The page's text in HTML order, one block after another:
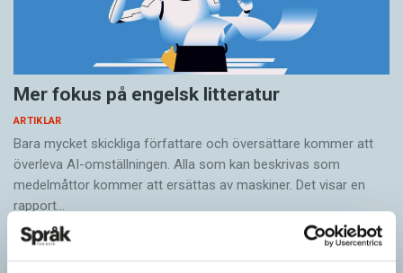
Mer fokus på engelsk litteratur
ARTIKLAR
Bara mycket skickliga författare och översättare ­kommer att
överleva AI-omställningen. Alla som kan beskrivas som
medelmåttor kommer att ersättas av maskiner. Det visar en
rapport…